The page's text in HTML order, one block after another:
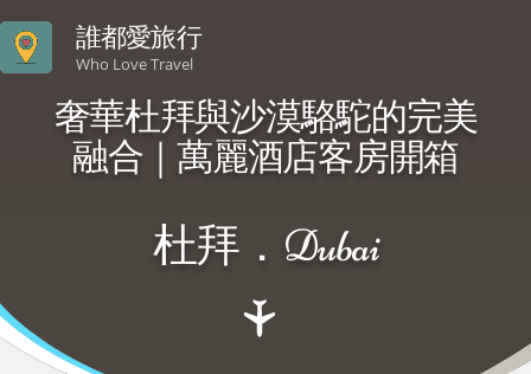
誰都愛旅行
Who Love Travel
奢華杜拜與沙漠駱駝的完美
融合｜萬麗酒店客房開箱
杜拜．Dubai